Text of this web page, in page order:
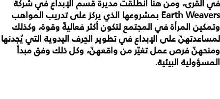
في القرى، ومن هنا انطلقت مديرة قسم الإبداع في شركة
Earth Weavers بمشروعها الذي يركز على تدريب المواهب
وتمكين المرأة في المجتمع لتكون أكثر فعاليةً وقوة، وكذلك
لمساعدتهنّ على الإبداع في تطوير الحِرف اليدوية التي يُجدنها
ومنحهنّ فرص عمل تغيّر من واقعهنّ، وكل ذلك وفق مبدأ
المسؤولية البيئية.